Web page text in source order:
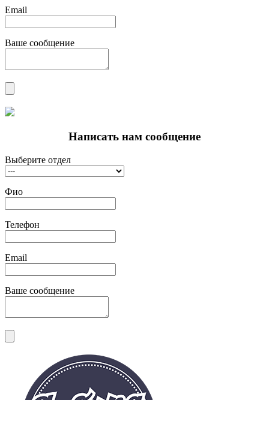
Email
Ваше сообщение
Написать нам сообщение
Выберите отдел
Фио
Телефон
Email
Ваше сообщение